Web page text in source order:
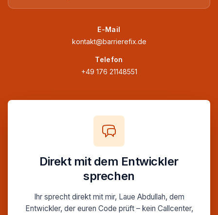
E-Mail
kontakt@barrierefix.de
Telefon
+49 176 21148551
Direkt mit dem Entwickler
sprechen
Ihr sprecht direkt mit mir, Laue Abdullah, dem
Entwickler, der euren Code prüft – kein Callcenter,